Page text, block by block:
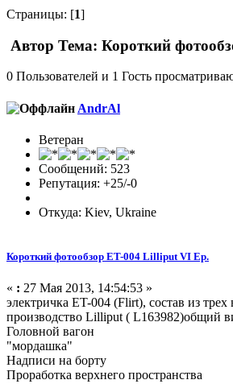
Страницы: [1]
Автор Тема: Короткий
0 Пользователей и 1 Гость
AndrAl
Ветеран
Сообщений: 523
Репутация: +25/-0
Откуда: Kiev, Ukraine
Короткий фотообзор ET-004 Lilliput VI Ep.
« : 27 Мая 2013, 14:54:53 »
электричка ET-004 (Flirt), состав из трех
производство Lilliput ( L163982)общий
Головной вагон
"мордашка"
Надписи на борту
Проработка верхнего пространства